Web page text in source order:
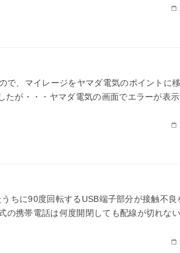
で、マイレージをヤマダ電気のポイントに
が・・・ヤマダ電気の画面でエラーが表
ちに90度回転するUSB端子部分が接触不良
の携帯電話は何度開閉しても配線が切れな